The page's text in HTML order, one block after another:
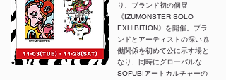
り、ブランド初の個展
《IZUMONSTER SOLO
EXHIBITION》を開催。ブラ
ンドとアーティストの深い協
働関係を初めて公に示す場と
なり、同時にグローバルな
SOFUBIアートカルチャーの